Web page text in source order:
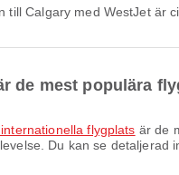
till Calgary med WestJet är
de mest populära
internationella flygplats är de
Du kan se detaljerad